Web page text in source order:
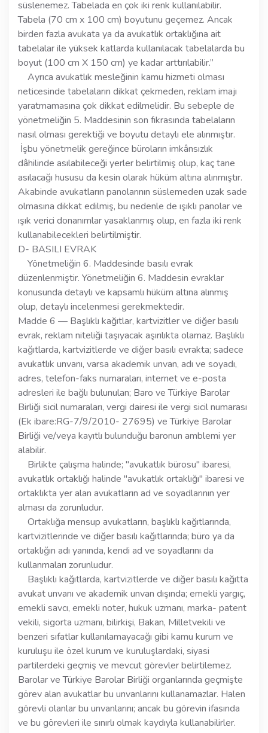
süslenemez. Tabelada en çok iki renk kullanılabilir.
Tabela (70 cm x 100 cm) boyutunu geçemez. Ancak
birden fazla avukata ya da avukatlık ortaklığına ait
tabelalar ile yüksek katlarda kullanılacak tabelalarda bu
boyut (100 cm X 150 cm) ye kadar arttırılabilir.’’
Ayrıca avukatlık mesleğinin kamu hizmeti olması
neticesinde tabelaların dikkat çekmeden, reklam imajı
yaratmamasına çok dikkat edilmelidir. Bu sebeple de
yönetmeliğin 5. Maddesinin son fıkrasında tabelaların
nasıl olması gerektiği ve boyutu detaylı ele alınmıştır.
İşbu yönetmelik gereğince büroların imkânsızlık
dâhilinde asılabileceği yerler belirtilmiş olup, kaç tane
asılacağı hususu da kesin olarak hüküm altına alınmıştır.
Akabinde avukatların panolarının süslemeden uzak sade
olmasına dikkat edilmiş, bu nedenle de ışıklı panolar ve
ışık verici donanımlar yasaklanmış olup, en fazla iki renk
kullanabilecekleri belirtilmiştir.
D- BASILI EVRAK
Yönetmeliğin 6. Maddesinde basılı evrak
düzenlenmiştir. Yönetmeliğin 6. Maddesin evraklar
konusunda detaylı ve kapsamlı hüküm altına alınmış
olup, detaylı incelenmesi gerekmektedir.
Madde 6 — Başlıklı kağıtlar, kartvizitler ve diğer basılı
evrak, reklam niteliği taşıyacak aşırılıkta olamaz. Başlıklı
kağıtlarda, kartvizitlerde ve diğer basılı evrakta; sadece
avukatlık unvanı, varsa akademik unvan, adı ve soyadı,
adres, telefon-faks numaraları, internet ve e-posta
adresleri ile bağlı bulunulan; Baro ve Türkiye Barolar
Birliği sicil numaraları, vergi dairesi ile vergi sicil numarası
(Ek ibare:RG-7/9/2010- 27695) ve Türkiye Barolar
Birliği ve/veya kayıtlı bulunduğu baronun amblemi yer
alabilir.
Birlikte çalışma halinde; "avukatlık bürosu" ibaresi,
avukatlık ortaklığı halinde "avukatlık ortaklığı" ibaresi ve
ortaklıkta yer alan avukatların ad ve soyadlarının yer
alması da zorunludur.
Ortaklığa mensup avukatların, başlıklı kağıtlarında,
kartvizitlerinde ve diğer basılı kağıtlarında; büro ya da
ortaklığın adı yanında, kendi ad ve soyadlarını da
kullanmaları zorunludur.
Başlıklı kağıtlarda, kartvizitlerde ve diğer basılı kağıtta
avukat unvanı ve akademik unvan dışında; emekli yargıç,
emekli savcı, emekli noter, hukuk uzmanı, marka- patent
vekili, sigorta uzmanı, bilirkişi, Bakan, Milletvekili ve
benzeri sıfatlar kullanılamayacağı gibi kamu kurum ve
kuruluşu ile özel kurum ve kuruluşlardaki, siyasi
partilerdeki geçmiş ve mevcut görevler belirtilemez.
Barolar ve Türkiye Barolar Birliği organlarında geçmişte
görev alan avukatlar bu unvanlarını kullanamazlar. Halen
görevli olanlar bu unvanlarını; ancak bu görevin ifasında
ve bu görevleri ile sınırlı olmak kaydıyla kullanabilirler.